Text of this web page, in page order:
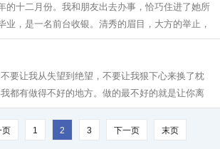
的十二月份。我和朋友出去办事，恰巧住进了她所
业，是一名前台收银。清秀的眉目，大方的举止，
阳光热情，...
要让我从失望到绝望，不要让我狠下心来换了枕
都有做得不好的地方。做的最不好的就是让你离
努力工作，可...
页 1 2 3 下一页 末页